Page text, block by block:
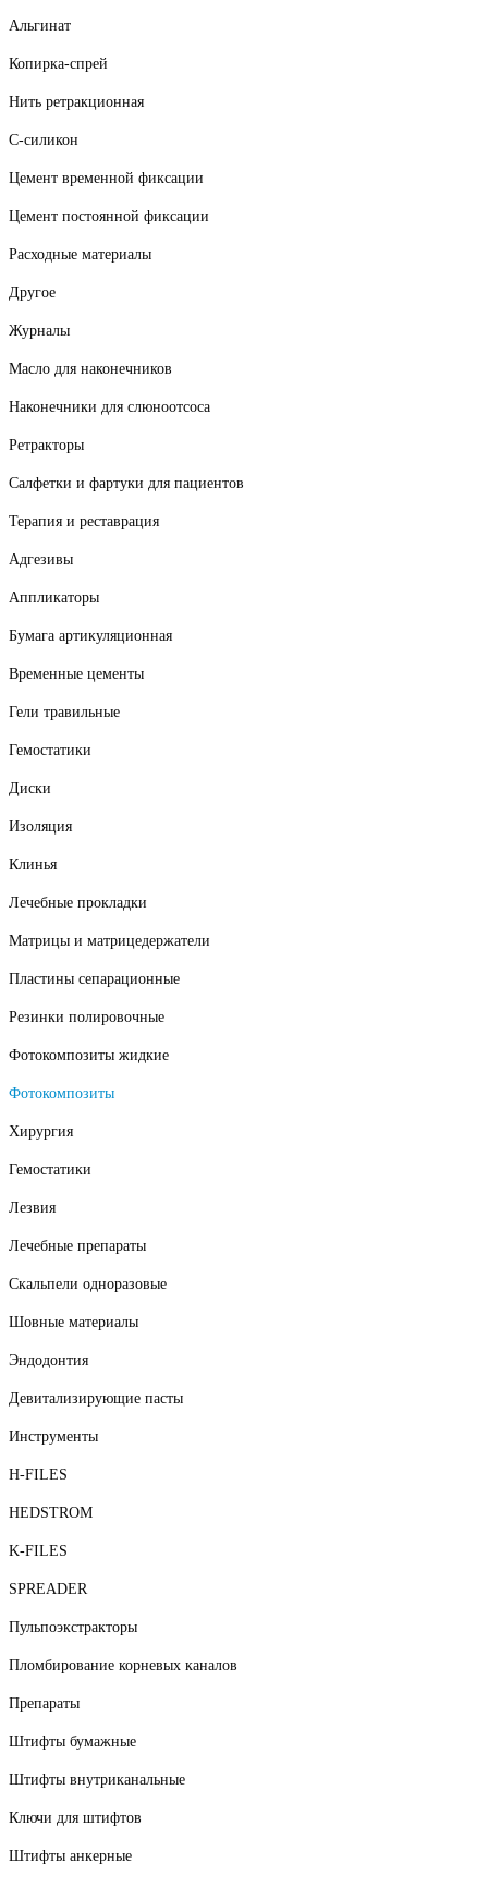
Альгинат
Копирка-спрей
Нить ретракционная
С-силикон
Цемент временной фиксации
Цемент постоянной фиксации
Расходные материалы
Другое
Журналы
Масло для наконечников
Наконечники для слюноотсоса
Ретракторы
Салфетки и фартуки для пациентов
Терапия и реставрация
Адгезивы
Аппликаторы
Бумага артикуляционная
Временные цементы
Гели травильные
Гемостатики
Диски
Изоляция
Клинья
Лечебные прокладки
Матрицы и матрицедержатели
Пластины сепарационные
Резинки полировочные
Фотокомпозиты жидкие
Фотокомпозиты
Хирургия
Гемостатики
Лезвия
Лечебные препараты
Скальпели одноразовые
Шовные материалы
Эндодонтия
Девитализирующие пасты
Инструменты
H-FILES
HEDSTROM
K-FILES
SPREADER
Пульпоэкстракторы
Пломбирование корневых каналов
Препараты
Штифты бумажные
Штифты внутриканальные
Ключи для штифтов
Штифты анкерные